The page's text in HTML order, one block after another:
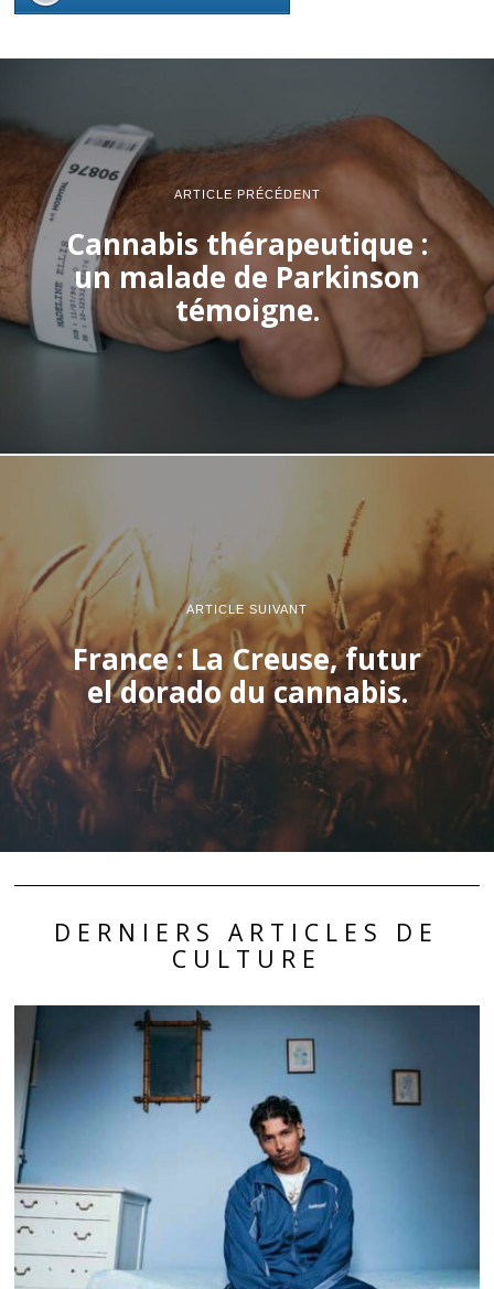
ARTICLE PRÉCÉDENT
Cannabis thérapeutique :
un malade de Parkinson
témoigne.
ARTICLE SUIVANT
France : La Creuse, futur
el dorado du cannabis.
DERNIERS ARTICLES DE
CULTURE